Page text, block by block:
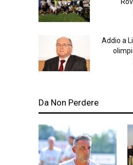
Addio a
Da Non Perdere